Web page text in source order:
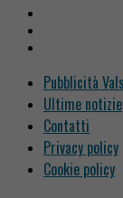
Pubblicità
Ultime notizie
Contatti
Privacy policy
Cookie policy